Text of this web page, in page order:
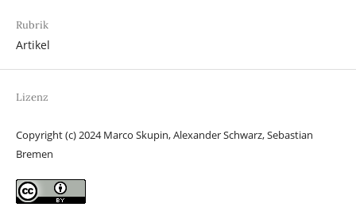
Rubrik
Artikel
Lizenz
Copyright (c) 2024 Marco Skupin, Alexander Schwarz, Sebastian
Bremen